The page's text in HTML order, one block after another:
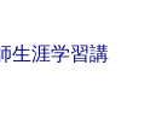
生涯学習講